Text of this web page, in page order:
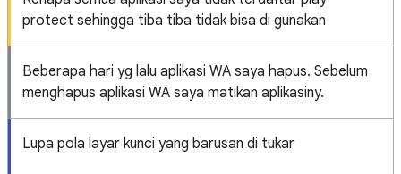
protect sehingga tiba tiba tidak bisa di gunakan
Beberapa hari yg lalu aplikasi WA saya hapus. Sebelum
menghapus aplikasi WA saya matikan aplikasiny.
Lupa pola layar kunci yang barusan di tukar